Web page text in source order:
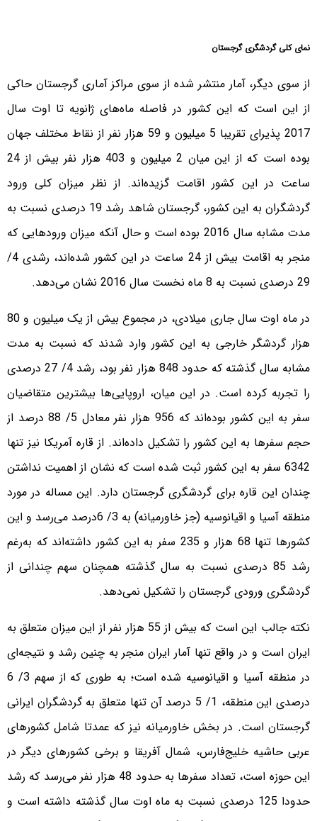
نمای کلی گردشگری گرجستان
از سوی دیگر، آمار منتشر شده از سوی مراکز آماری گرجستان حاکی
از این است که این کشور در فاصله ماه‌های ژانویه تا اوت سال
2017 پذیرای تقریبا 5 میلیون و 59 هزار نفر از نقاط مختلف جهان
بوده است که از این میان 2 میلیون و 403 هزار نفر بیش از 24
ساعت در این کشور اقامت گزیده‌اند. از نظر میزان کلی ورود
گردشگران به این کشور، گرجستان شاهد رشد 19 درصدی نسبت به
مدت مشابه سال 2016 بوده است و حال آنکه میزان ورودهایی که
منجر به اقامت بیش از 24 ساعت در این کشور شده‌اند، رشدی 4/
29 درصدی نسبت به 8 ماه نخست سال 2016 نشان می‌دهد.
در ماه اوت سال جاری میلادی، در مجموع بیش از یک میلیون و 80
هزار گردشگر خارجی به این کشور وارد شدند که نسبت به مدت
مشابه سال گذشته که حدود 848 هزار نفر بود، رشد 4/ 27 درصدی
را تجربه کرده است. در این میان، اروپایی‌ها بیشترین متقاضیان
سفر به این کشور بوده‌اند که 956 هزار نفر معادل 5/ 88 درصد از
حجم سفرها به این کشور را تشکیل داده‌اند. از قاره آمریکا نیز تنها
6342 سفر به این کشور ثبت شده است که نشان از اهمیت نداشتن
چندان این قاره برای گردشگری گرجستان دارد. این مساله در مورد
منطقه آسیا و اقیانوسیه (جز خاورمیانه) به 3/ 6درصد می‌رسد و این
کشورها تنها 68 هزار و 235 سفر به این کشور داشته‌اند که به‌رغم
رشد 85 درصدی نسبت به سال گذشته همچنان سهم چندانی از
گردشگری ورودی گرجستان را تشکیل نمی‌دهد.
نکته جالب این است که بیش از 55 هزار نفر از این میزان متعلق به
ایران است و در واقع تنها آمار ایران منجر به چنین رشد و نتیجه‌ای
در منطقه آسیا و اقیانوسیه شده است؛ به طوری که از سهم 3/ 6
درصدی این منطقه، 1/ 5 درصد آن تنها متعلق به گردشگران ایرانی
گرجستان است. در بخش خاورمیانه نیز که عمدتا شامل کشورهای
عربی حاشیه خلیج‌فارس، شمال آفریقا و برخی کشورهای دیگر در
این حوزه است، تعداد سفرها به حدود 48 هزار نفر می‌رسد که رشد
حدودا 125 درصدی نسبت به ماه اوت سال گذشته داشته است و